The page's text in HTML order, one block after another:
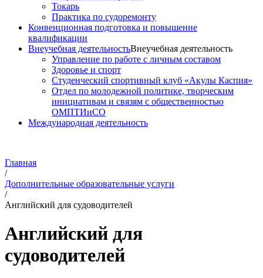
Токарь
Практика по судоремонту
Конвенционная подготовка и повышение
квалификации
Внеучебная деятельностьВнеучебная деятельность
Управление по работе с личным составом
Здоровье и спорт
Студенческий спортивный клуб «Акулы Каспия»
Отдел по молодежной политике, творческим
инициативам и связям с общественностью
ОМПТИиСО
Международная деятельность
Главная
/
Дополнительные образовательные услуги
/
Английский для судоводителей
Английский для
судоводителей